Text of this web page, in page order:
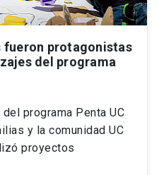
fueron protagonistas
del programa
programa Penta UC
y la comunidad UC
proyectos